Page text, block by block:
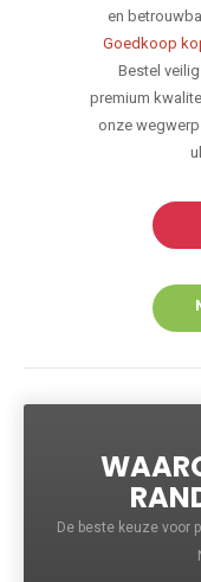
en
Goedkoop
Bestel
premium
onze
De beste keuze voor